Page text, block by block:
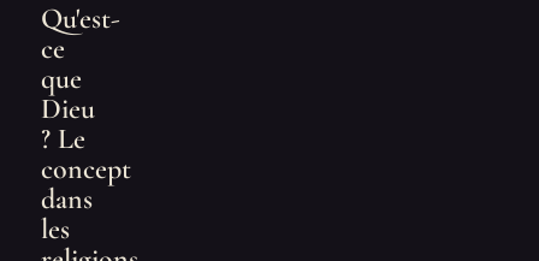
Qu'est-
ce
que
Dieu
? Le
concept
dans
les